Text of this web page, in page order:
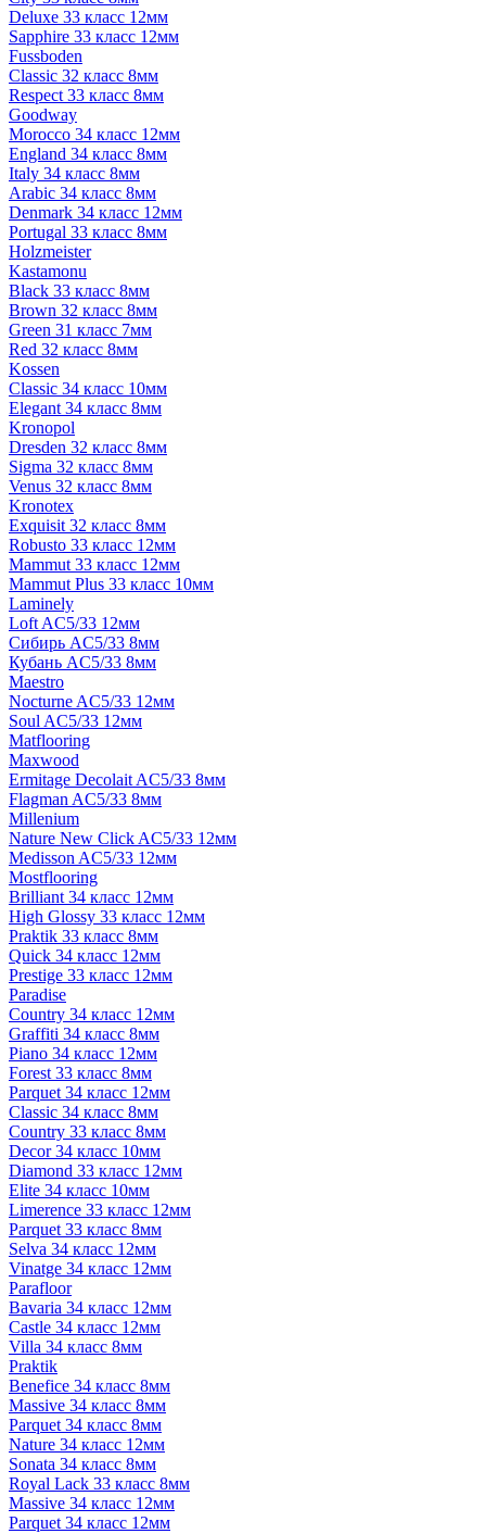
Deluxe 33 класс 12мм
Sapphire 33 класс 12мм
Fussboden
Classic 32 класс 8мм
Respect 33 класс 8мм
Goodway
Morocco 34 класс 12мм
England 34 класс 8мм
Italy 34 класс 8мм
Arabic 34 класс 8мм
Denmark 34 класс 12мм
Portugal 33 класс 8мм
Holzmeister
Kastamonu
Black 33 класс 8мм
Brown 32 класс 8мм
Green 31 класс 7мм
Red 32 класс 8мм
Kossen
Classic 34 класс 10мм
Elegant 34 класс 8мм
Kronopol
Dresden 32 класс 8мм
Sigma 32 класс 8мм
Venus 32 класс 8мм
Kronotex
Exquisit 32 класс 8мм
Robusto 33 класс 12мм
Mammut 33 класс 12мм
Mammut Plus 33 класс 10мм
Laminely
Loft AC5/33 12мм
Сибирь AC5/33 8мм
Кубань AC5/33 8мм
Maestro
Nocturne AC5/33 12мм
Soul AC5/33 12мм
Matflooring
Maxwood
Ermitage Decolait AC5/33 8мм
Flagman AC5/33 8мм
Millenium
Nature New Click AC5/33 12мм
Medisson AC5/33 12мм
Mostflooring
Brilliant 34 класс 12мм
High Glossy 33 класс 12мм
Praktik 33 класс 8мм
Quick 34 класс 12мм
Prestige 33 класс 12мм
Paradise
Country 34 класс 12мм
Graffiti 34 класс 8мм
Piano 34 класс 12мм
Forest 33 класс 8мм
Parquet 34 класс 12мм
Classic 34 класс 8мм
Country 33 класс 8мм
Decor 34 класс 10мм
Diamond 33 класс 12мм
Elite 34 класс 10мм
Limerence 33 класс 12мм
Parquet 33 класс 8мм
Selva 34 класс 12мм
Vinatge 34 класс 12мм
Parafloor
Bavaria 34 класс 12мм
Castle 34 класс 12мм
Villa 34 класс 8мм
Praktik
Benefice 34 класс 8мм
Massive 34 класс 8мм
Parquet 34 класс 8мм
Nature 34 класс 12мм
Sonata 34 класс 8мм
Royal Lack 33 класс 8мм
Massive 34 класс 12мм
Parquet 34 класс 12мм